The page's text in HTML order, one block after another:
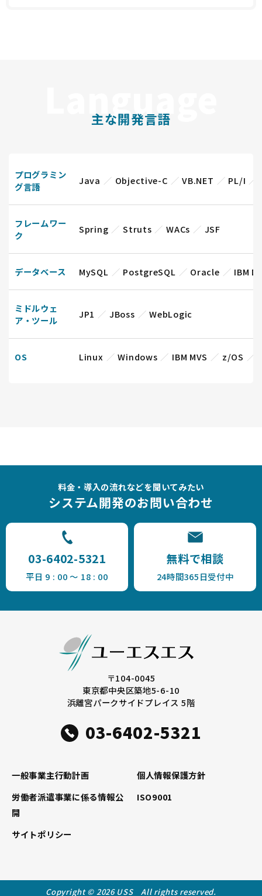
主な開発言語
プログラミン
グ言語
Java Objective-C VB.NET PL/I
フレームワー
ク
Spring Struts WACs JSF
データベース MySQL PostgreSQL Oracle IBM
ミドルウェ
ア・ツール
JP1 JBoss WebLogic
OS Linux Windows IBM MVS z/OS
料金・導入の流れなどを聞いてみたい
システム開発のお問い合わせ
03-6402-5321
平日 9 : 00 ～ 18 : 00
無料で相談
24時間365日受付中
〒104-0045
東京都中央区築地5-6-10
浜離宮パークサイドプレイス 5階
03-6402-5321
一般事業主行動計画
個人情報保護方針
労働者派遣事業に係る情報公
開
ISO9001
サイトポリシー
Copyright © 2026 USS All rights reserved.